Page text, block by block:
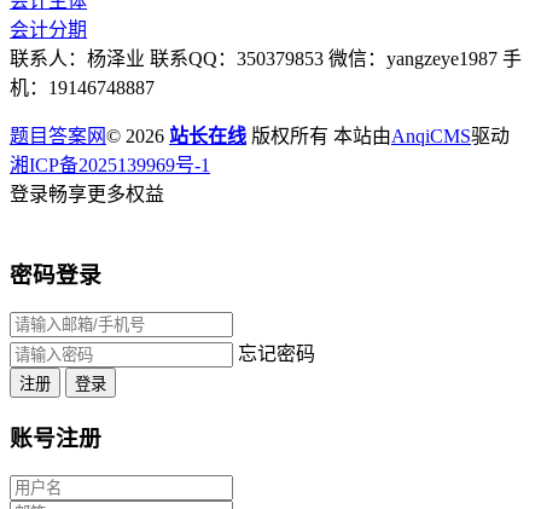
会计分期
联系人：杨泽业 联系QQ：350379853 微信：yangzeye1987 手
机：19146748887
题目答案网© 2026 站长在线 版权所有 本站由AnqiCMS驱动
湘ICP备2025139969号-1
登录畅享更多权益
密码登录
忘记密码
注册 登录
账号注册